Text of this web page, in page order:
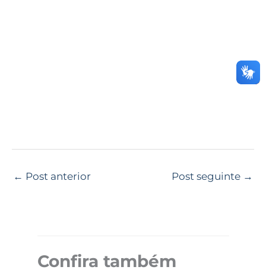
← Post anterior Post seguinte →
Confira também